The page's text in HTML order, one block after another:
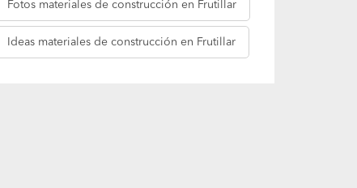
Fotosmateriales de construcción en Frutillar
Ideasmateriales de construcción en Frutillar